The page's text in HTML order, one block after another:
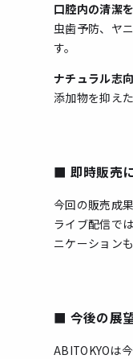
口腔内の清潔
虫歯予防、ヤ
す。
ナチュラル志
添加物を抑え
■ 即時販売
今回の販売成
ライブ配信で
ニケーション
■ 今後の展
ABITOKYOは